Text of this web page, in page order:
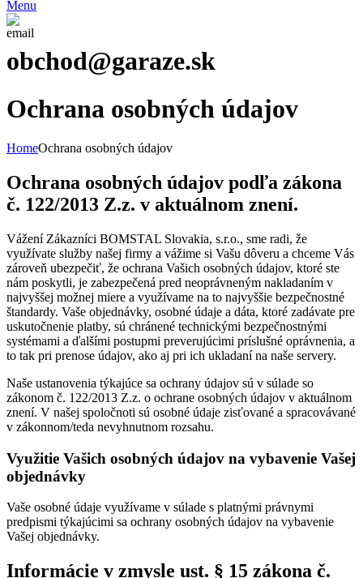
Menu
obchod@garaze.sk
Ochrana osobných údajov
HomeOchrana osobných údajov
Ochrana osobných údajov podľa zákona
č. 122/2013 Z.z. v aktuálnom znení.
Vážení Zákazníci BOMSTAL Slovakia, s.r.o., sme radi, že
využívate služby našej firmy a vážime si Vašu dôveru a chceme Vás
zároveň ubezpečiť, že ochrana Vašich osobných údajov, ktoré ste
nám poskytli, je zabezpečená pred neoprávneným nakladaním v
najvyššej možnej miere a využívame na to najvyššie bezpečnostné
štandardy. Vaše objednávky, osobné údaje a dáta, ktoré zadávate pre
uskutočnenie platby, sú chránené technickými bezpečnostnými
systémami a ďalšími postupmi preverujúcimi príslušné oprávnenia, a
to tak pri prenose údajov, ako aj pri ich ukladaní na naše servery.
Naše ustanovenia týkajúce sa ochrany údajov sú v súlade so
zákonom č. 122/2013 Z.z. o ochrane osobných údajov v aktuálnom
znení. V našej spoločnoti sú osobné údaje zisťované a spracovávané
v zákonnom/teda nevyhnutnom rozsahu.
Využitie Vašich osobných údajov na vybavenie Vašej
objednávky
Vaše osobné údaje využívame v súlade s platnými právnymi
predpismi týkajúcimi sa ochrany osobných údajov na vybavenie
Vašej objednávky.
Informácie v zmysle ust. § 15 zákona č.